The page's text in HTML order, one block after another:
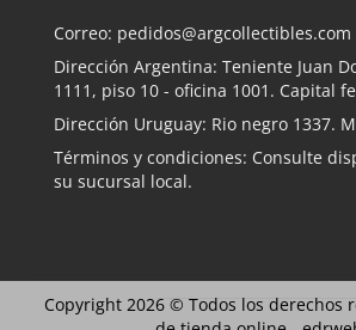
Correo: pedidos@argcollectibles.com
Dirección Argentina: Teniente Juan
1111, piso 10 - oficina 1001. Capital
Dirección Uruguay: Rio negro 1337.
Términos y condiciones: Consulte
su sucursal local.
Copyright 2026 © Todos los derechos